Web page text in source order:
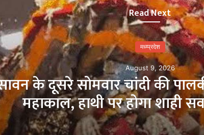
Read Next
मध्य्प्रदेश
August 9, 2026
भितरवार में बिजली समस्याओं का
जनसेवा शिविर में